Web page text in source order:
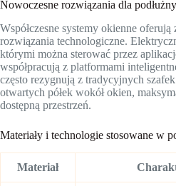
Nowoczesne rozwiązania dla
Współczesne systemy okienne oferują
rozwiązania technologiczne.
którymi można sterować przez
współpracują z platformami
często rezygnują z tradycyjnych
otwartych półek wokół okien,
dostępną przestrzeń.
Materiały i technologie stosowane w
Materiał